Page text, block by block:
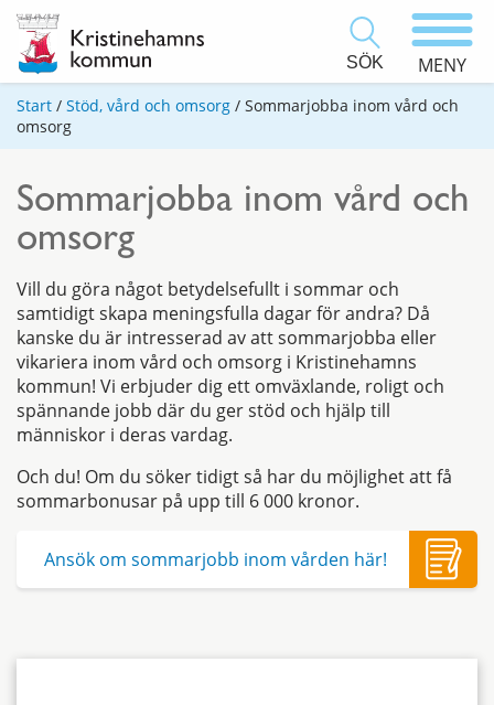
SÖK MENY
Start / Stöd, vård och omsorg / Sommarjobba inom vård och
omsorg
Sommarjobba inom vård och
omsorg
Vill du göra något betydelsefullt i sommar och
samtidigt skapa meningsfulla dagar för andra? Då
kanske du är intresserad av att sommarjobba eller
vikariera inom vård och omsorg i Kristinehamns
kommun! Vi erbjuder dig ett omväxlande, roligt och
spännande jobb där du ger stöd och hjälp till
människor i deras vardag.
Och du! Om du söker tidigt så har du möjlighet att få
sommarbonusar på upp till 6 000 kronor.
Ansök om sommarjobb inom vården här!